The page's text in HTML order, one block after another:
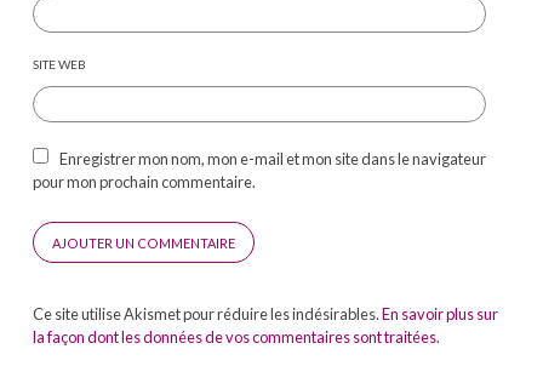
SITE WEB
Enregistrer mon nom, mon e-mail et mon site dans le navigateur
pour mon prochain commentaire.
Ce site utilise Akismet pour réduire les indésirables.En savoir plus sur
la façon dont les données de vos commentaires sont traitées.